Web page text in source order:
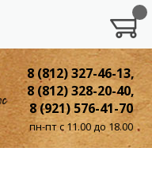
8 (812) 327-46-13,
8 (812) 328-20-40,
8 (921) 576-41-70
пн-пт с 11.00 до 18.00